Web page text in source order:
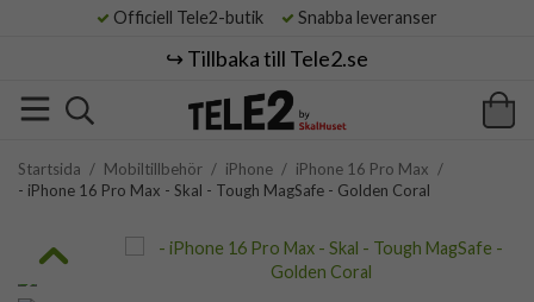
Officiell Tele2-butik Snabba leveranser
↪️ Tillbaka till Tele2.se
Startsida / Mobiltillbehör / iPhone / iPhone 16 Pro Max /
- iPhone 16 Pro Max - Skal - Tough MagSafe - Golden Coral